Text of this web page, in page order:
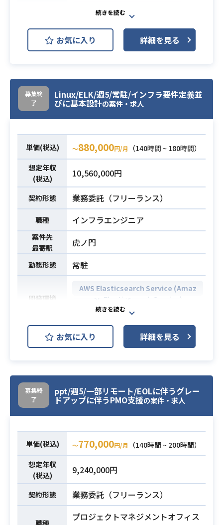
び、業務での経験を有する方
・インフラエンジニアとしての実務
経験5年以上
・課題を理解し自律的に行動できる
AWS (Amazon Web Services)
JP1
Linux
Shell
Windows
業務内容
い、 国内の既存工場で構築したデ
ータ分析基盤の移行をご担当頂きま
す。
・分析基盤環境で使用しているDB
（Vertica）へのファイル取込バッチ
及びファイル出力バッチの移行
・バッチからSQLを呼び出す方式と
なっている、Verticaは既存工場では
未使用のため、チューニング作業
・新規工場では追加IFもあるため、
バッチの追加作成対応
・バッチ（ShellまたはWindowsバッ
チ）の開発
必須スキル
以下必須スキルとなります。
システム移行経験
・システム移行に必要な作業内容を
理解し、必要なドキュメント（例
デプロイ、データ移行、動作確認テ
スト）を作成できること
DBの開発経験
・クラスター構成でのDB構成の設計
成し、DDLを生成できる
・パフォーマンス課題が発生した場
合にボトルネック調査および対応が
可能
お気に入り 詳細を見る
募集終
了
Linux/ELK/週5/常駐/インフラ要件定義並
びに基本設計の案件・求人
単価(税込) 〜880,000円/月
（140時間 ~ 180時間）
想定年収
(税込)
10,560,000円
契約形態 業務委託（フリーランス）
職種 インフラエンジニア
案件先
最寄駅
虎ノ門
勤務形態 常駐
開発環境
AWS Elasticsearch Service (Amaz
on Elasticsearch Service)
Linux
生命保険会社/損害保険会社への当社
の保険ソリューションの導入にあた
計フェーズを担当いただきます。
必須スキル
・インフラ要件定義、基本設計経験
（5年以上）
・顧客との調整経験
・OS/MW全般の経験（クラウド全般
もしくはオンプレ全般網羅してます
でもOKです、）
-Linux、Kubernetes、JP1、ELK
(Elasticsearch, Logstash, Kibana)
お気に入り 詳細を見る
募集終
了
ppt/週5/一部リモート/EOLに伴うグレー
ドアップに伴うPMO支援の案件・求人
単価(税込) 〜770,000円/月
（140時間 ~ 200時間）
想定年収
(税込)
9,240,000円
契約形態 業務委託（フリーランス）
職種
プロジェクトマネジメントオフィス